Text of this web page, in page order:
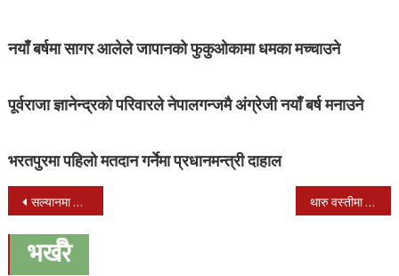
नयाँ बर्षमा सागर आलेले जापानको फुकुओकामा धमका मच्चाउने
पूर्वराजा ज्ञानेन्द्रको परिवारले नेपालगन्जमै अंग्रेजी नयाँ बर्ष मनाउने
भरतपुरमा पहिलो मतदान गर्नेमा प्रधानमन्त्री दाहाल
Post
navigation
सल्यानमा ३३ करोडको सुन्तला उत्पादन थारु वस्तीमा माघीको रौनक सुरु
भर्खरै